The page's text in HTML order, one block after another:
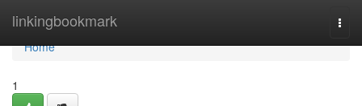
linkingbookmark
Home
Home
1